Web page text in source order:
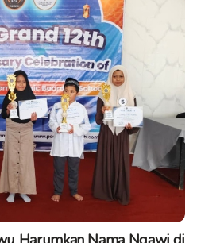
adanyagejolak di
Tombo Kangen in
penggalangan dana COVID-19
lagi.
penanganan COVID-19 di
mari kita semua
dengan disiplin dan
kembali seperti sediakala,”
pekerja seni, termasuk